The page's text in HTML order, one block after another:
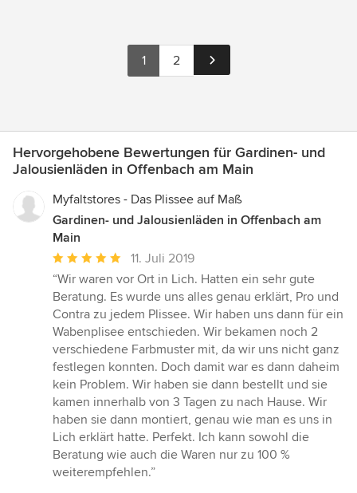
1 2
Hervorgehobene Bewertungen für Gardinen- und
Jalousienläden in Offenbach am Main
Myfaltstores - Das Plissee auf Maß
Gardinen- und Jalousienläden in Offenbach am
Main
Durchschnittliche
Bewertung:
5
von
5
Sternen
11. Juli 2019
“Wir waren vor Ort in Lich. Hatten ein sehr gute
Beratung. Es wurde uns alles genau erklärt, Pro und
Contra zu jedem Plissee. Wir haben uns dann für ein
Wabenplisee entschieden. Wir bekamen noch 2
verschiedene Farbmuster mit, da wir uns nicht ganz
festlegen konnten. Doch damit war es dann daheim
kein Problem. Wir haben sie dann bestellt und sie
kamen innerhalb von 3 Tagen zu nach Hause. Wir
haben sie dann montiert, genau wie man es uns in
Lich erklärt hatte. Perfekt. Ich kann sowohl die
Beratung wie auch die Waren nur zu 100 %
weiterempfehlen.”